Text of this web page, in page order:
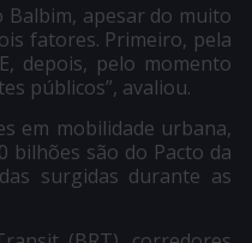
Balbim, apesar do muito
fatores. Primeiro, pela
depois, pelo momento
públicos”, avaliou.
em mobilidade urbana,
bilhões são do Pacto da
surgidas durante as